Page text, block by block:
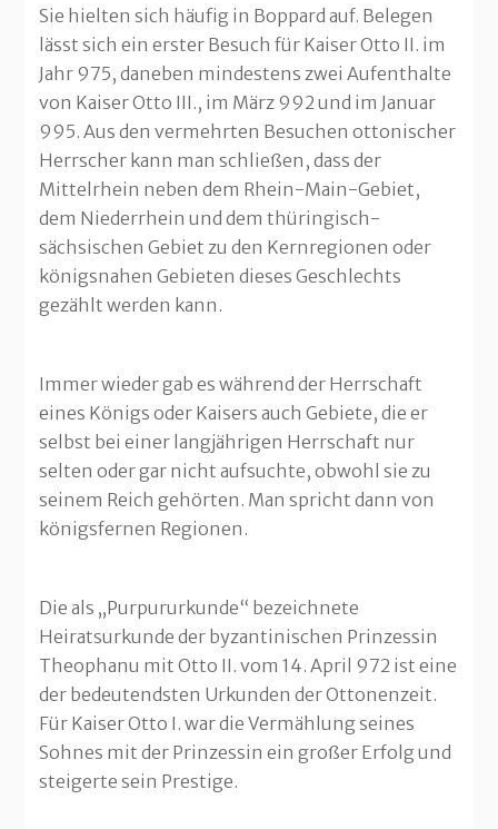
Sie hielten sich häufig in Boppard auf. Belegen
lässt sich ein erster Besuch für Kaiser Otto II. im
Jahr 975, daneben mindestens zwei Aufenthalte
von Kaiser Otto III., im März 992 und im Januar
995. Aus den vermehrten Besuchen ottonischer
Herrscher kann man schließen, dass der
Mittelrhein neben dem Rhein-Main-Gebiet,
dem Niederrhein und dem thüringisch-
sächsischen Gebiet zu den Kernregionen oder
königsnahen Gebieten dieses Geschlechts
gezählt werden kann.
Immer wieder gab es während der Herrschaft
eines Königs oder Kaisers auch Gebiete, die er
selbst bei einer langjährigen Herrschaft nur
selten oder gar nicht aufsuchte, obwohl sie zu
seinem Reich gehörten. Man spricht dann von
königsfernen Regionen.
Die als „Purpururkunde“ bezeichnete
Heiratsurkunde der byzantinischen Prinzessin
Theophanu mit Otto II. vom 14. April 972 ist eine
der bedeutendsten Urkunden der Ottonenzeit.
Für Kaiser Otto I. war die Vermählung seines
Sohnes mit der Prinzessin ein großer Erfolg und
steigerte sein Prestige.